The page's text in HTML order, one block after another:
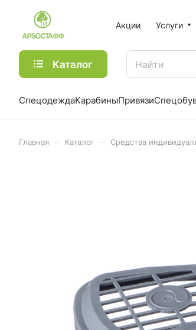
Акции Услуги
Каталог
СпецодеждаКарабиныПривязи
Главная Каталог Средства